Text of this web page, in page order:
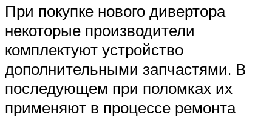
При покупке нового дивертора
некоторые производители
комплектуют устройство
дополнительными запчастями. В
последующем при поломках их
применяют в процессе ремонта